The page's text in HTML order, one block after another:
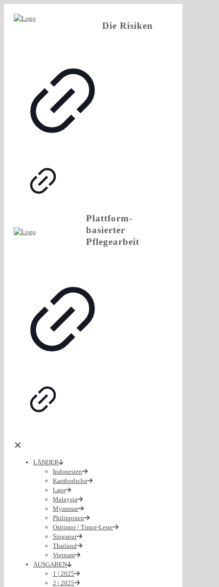
✕
LÄNDER
Indonesien
Kambodscha
Laos
Malaysia
Myanmar
Philippinen
Osttimor / Timor-Leste
Singapur
Thailand
Vietnam
AUSGABEN
1 | 2025
2 | 2025
Die Risiken
Plattform-
basierter
Pflegearbeit